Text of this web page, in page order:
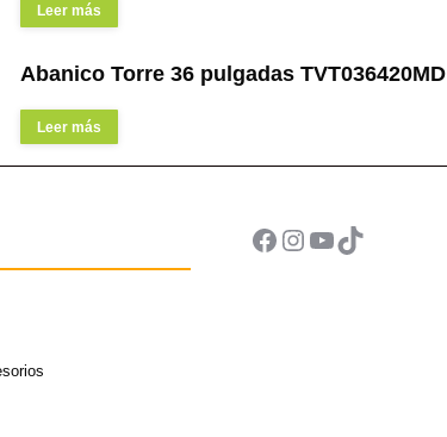
Leer más
Abanico Torre 36 pulgadas TVT036420MD
Leer más
Facebook
Instagram
YouTube
TikTok